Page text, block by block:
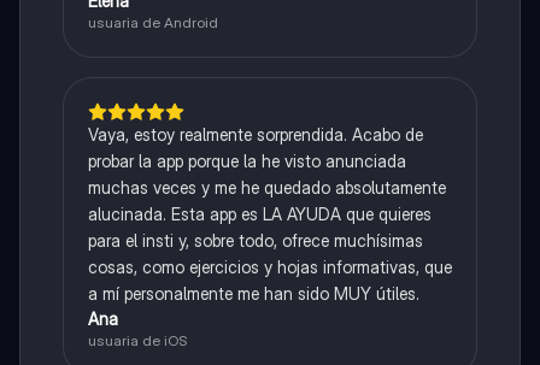
usuaria de Android
Vaya, estoy realmente sorprendida. Acabo de
probar la app porque la he visto anunciada
muchas veces y me he quedado absolutamente
alucinada. Esta app es LA AYUDA que quieres
para el insti y, sobre todo, ofrece muchísimas
cosas, como ejercicios y hojas informativas, que
a mí personalmente me han sido MUY útiles.
Ana
usuaria de iOS